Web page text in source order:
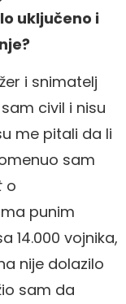
uključeno i
i snimatelj
civil i nisu
me pitali da li
sam
o
punim
14.000 vojnika,
nije dolazilo
sam da